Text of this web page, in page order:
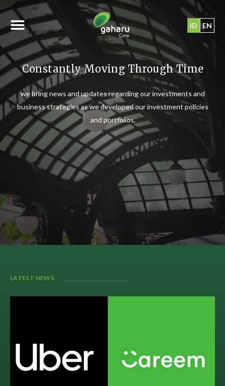
ID EN
Constantly Moving Through Time
we bring news and updates regarding our investments and
business strategies as we developed our investment policies
and portfolios.
LATEST NEWS